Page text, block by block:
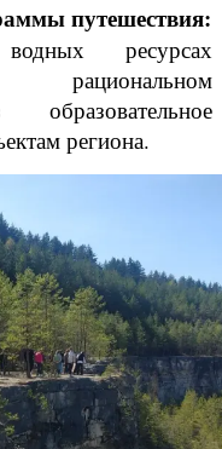
путешествия:
ресурсах
рациональном
образовательное
региона.